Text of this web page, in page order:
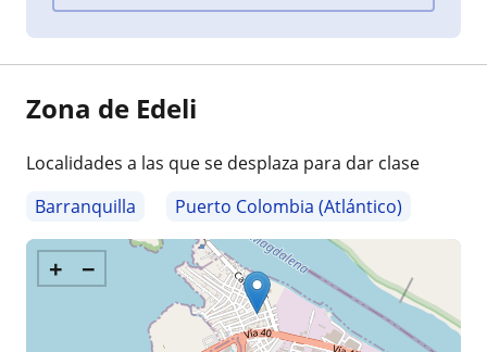
Zona de Edeli
Localidades a las que se desplaza para dar clase
Barranquilla
Puerto Colombia (Atlántico)
+ −